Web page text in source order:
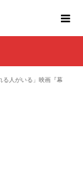
る人がいる」映画『幕